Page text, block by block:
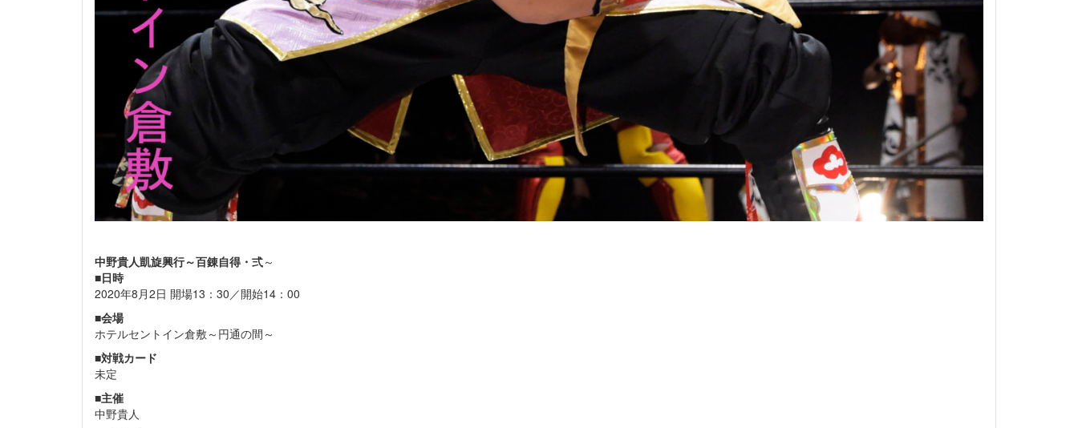
中野貴人凱旋興行～百錬自得・弍～
■日時
2020年8月2日 開場13：30／開始14：00
■会場
ホテルセントイン倉敷～円通の間～
■対戦カード
未定
■主催
中野貴人